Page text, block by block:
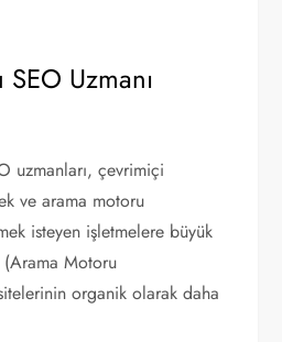
Uzmanı
uzmanları, çevrimiçi
ve arama motoru
isteyen işletmelere büyük
(Arama Motoru
organik olarak daha